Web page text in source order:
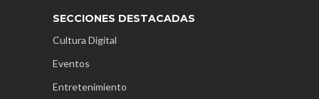
SECCIONES DESTACADAS
Cultura Digital
Eventos
Entretenimiento